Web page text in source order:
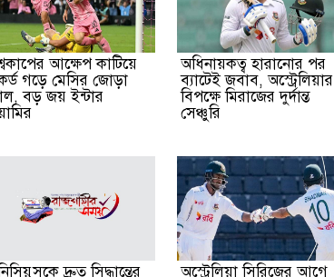
আক্ষেপ কাটিয়ে
গড়ে মেসির জোড়া
বড় জয় ইন্টার
অধিনায়কত্ব হারানোর পর
ব্যাটেই জবাব, অস্ট্রেলিয়ার
বিপক্ষে মিরাজের দুর্দান্ত
সেঞ্চুরি
দ্রুত সিদ্ধান্তের
অস্ট্রেলিয়া সিরিজের আগে